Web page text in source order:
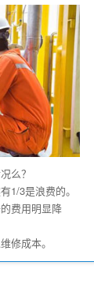
么？
1/3是浪费的。
费用明显降
修成本。